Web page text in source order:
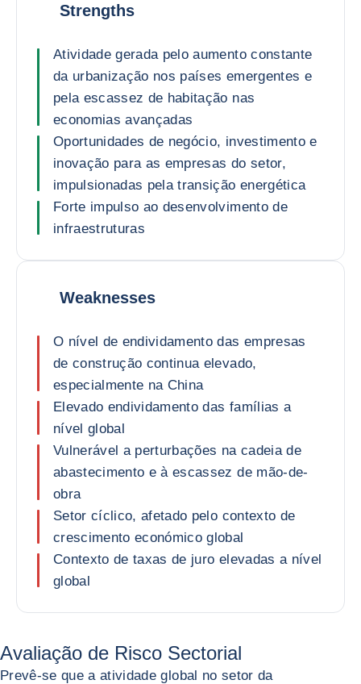
Strengths
Atividade gerada pelo aumento constante
da urbanização nos países emergentes e
pela escassez de habitação nas
economias avançadas
Oportunidades de negócio, investimento e
inovação para as empresas do setor,
impulsionadas pela transição energética
Forte impulso ao desenvolvimento de
infraestruturas
Weaknesses
O nível de endividamento das empresas
de construção continua elevado,
especialmente na China
Elevado endividamento das famílias a
nível global
Vulnerável a perturbações na cadeia de
abastecimento e à escassez de mão-de-
obra
Setor cíclico, afetado pelo contexto de
crescimento económico global
Contexto de taxas de juro elevadas a nível
global
Avaliação de Risco Sectorial
Prevê-se que a atividade global no setor da